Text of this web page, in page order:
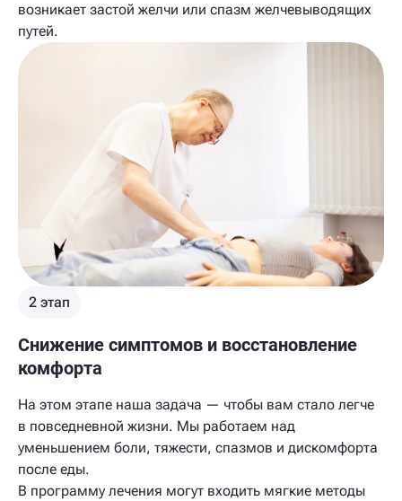
возникает застой желчи или спазм желчевыводящих
путей.
2 этап
Снижение симптомов и восстановление
комфорта
На этом этапе наша задача — чтобы вам стало легче
в повседневной жизни. Мы работаем над
уменьшением боли, тяжести, спазмов и дискомфорта
после еды.
В программу лечения могут входить мягкие методы